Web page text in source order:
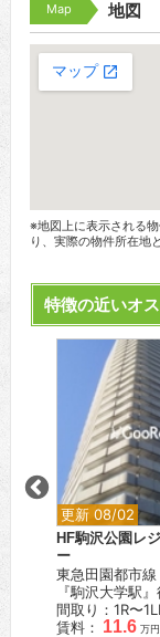
Map 地図
※地図上に表示される
り、実際の物件所在地
特徴の近いオ
更新 08/02
HF駒沢公園レ
ー
東急田園都市線
『駒沢大学駅
間取り：1R〜
賃料： 11.6 万円